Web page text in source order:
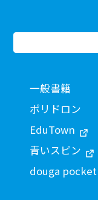
一般書籍
ポリドロン
EduTown
青いスピン
douga pocket